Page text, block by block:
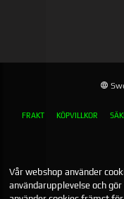
FRAKT KÖPVILLKOR
Vår webshop använder
användarupplevelse och